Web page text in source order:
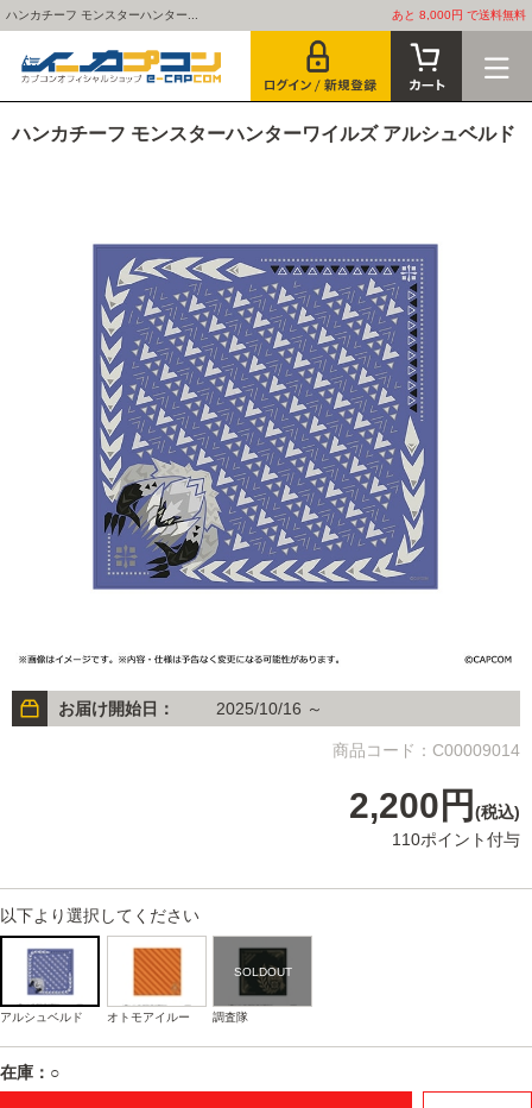
ハンカチーフ モンスターハンター... あと 8,000円 で送料無料
ハンカチーフ モンスターハンターワイルズ アルシュベルド
お届け開始日： 2025/10/16 ～
商品コード：C00009014
2,200円 (税込)
110ポイント付与
以下より選択してください
アルシュベルド オトモアイルー 調査隊
在庫：○